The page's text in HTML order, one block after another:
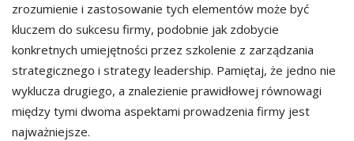
zrozumienie i zastosowanie tych elementów może być
kluczem do sukcesu firmy, podobnie jak zdobycie
konkretnych umiejętności przez szkolenie z zarządzania
strategicznego i strategy leadership. Pamiętaj, że jedno nie
wyklucza drugiego, a znalezienie prawidłowej równowagi
między tymi dwoma aspektami prowadzenia firmy jest
najważniejsze.